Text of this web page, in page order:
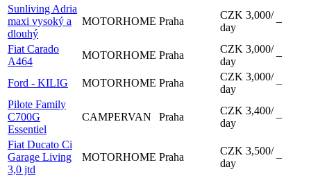
Sunliving Adria
maxi vysoký a
dlouhý
MOTORHOME Praha
CZK 3,000/
day
–
Fiat Carado
A464
MOTORHOME Praha
CZK 3,000/
day
–
Ford - KILIG MOTORHOME Praha
CZK 3,000/
day
–
Pilote Family
C700G
Essentiel
CAMPERVAN Praha
CZK 3,400/
day
–
Fiat Ducato Ci
Garage Living
3,0 jtd
MOTORHOME Praha
CZK 3,500/
day
–